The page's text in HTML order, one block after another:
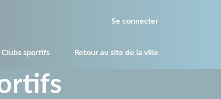
Se connecter
sportifs Retour au site de la ville